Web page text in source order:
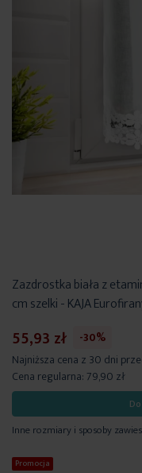
Zazdrostka biała z
cm szelki - KAJA
55,93 zł
-30%
Najniższa cena z 30 dni
Cena regularna: 79,90 zł
Inne rozmiary i sposoby
Promocja